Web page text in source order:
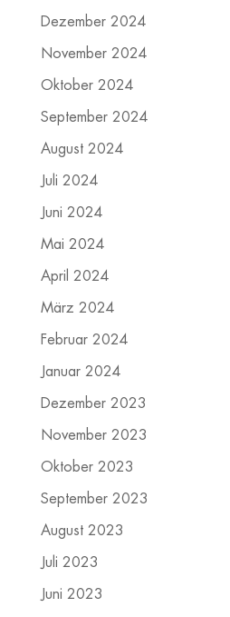
Dezember 2024
November 2024
Oktober 2024
September 2024
August 2024
Juli 2024
Juni 2024
Mai 2024
April 2024
März 2024
Februar 2024
Januar 2024
Dezember 2023
November 2023
Oktober 2023
September 2023
August 2023
Juli 2023
Juni 2023